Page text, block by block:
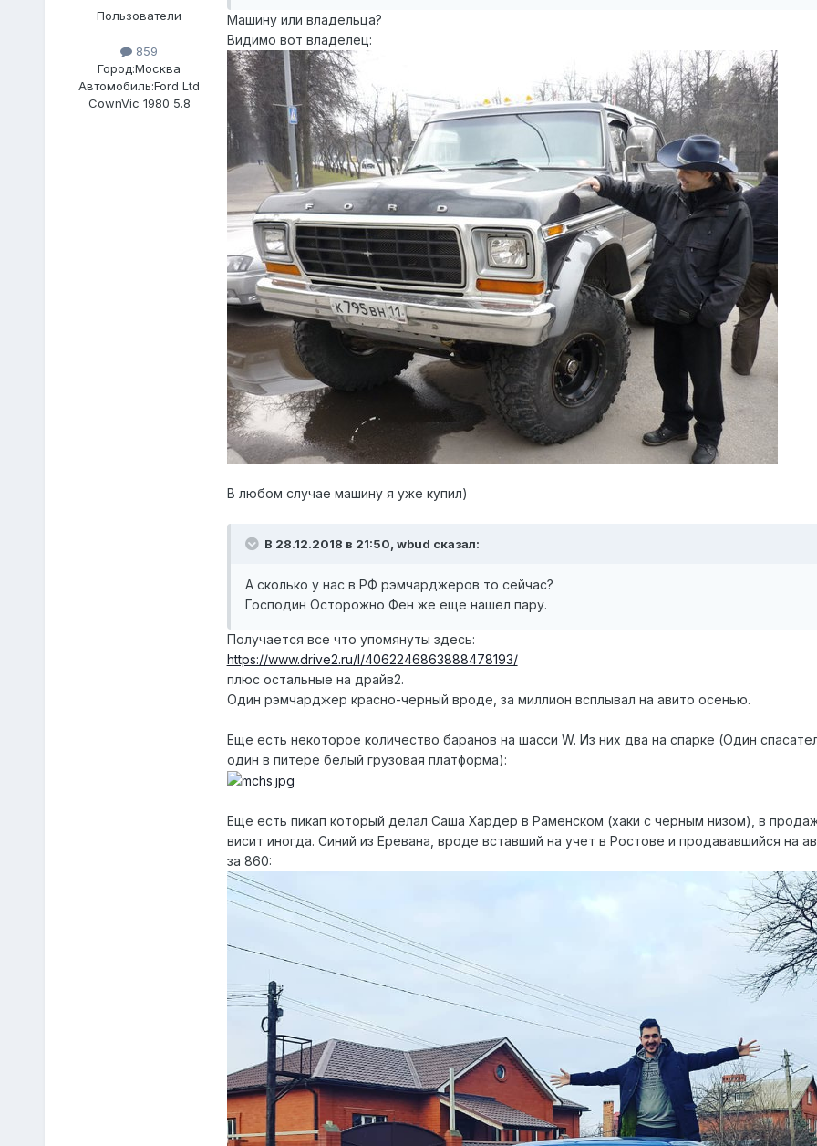
Пользователи
859
Город:Москва
Автомобиль:Ford Ltd
CownVic 1980 5.8
Машину или владельца?
Видимо вот владелец:
В любом случае машину я уже купил)
В 28.12.2018 в 21:50, wbud сказал:
А сколько у нас в РФ рэмчарджеров то сейчас?
Господин Осторожно Фен же еще нашел пару.
Получается все что упомянуты здесь:
https://www.drive2.ru/l/4062246863888478193/
плюс остальные на драйв2.
Один рэмчарджер красно-черный вроде, за миллион всплывал на авито осенью.
Еще есть некоторое количество баранов на шасси W. Из них два на спарке (Один
один в питере белый грузовая платформа):
Еще есть пикап который делал Саша Хардер в Раменском (хаки с черным низом), в
висит иногда. Синий из Еревана, вроде вставший на учет в Ростове и продававшийся на
за 860: